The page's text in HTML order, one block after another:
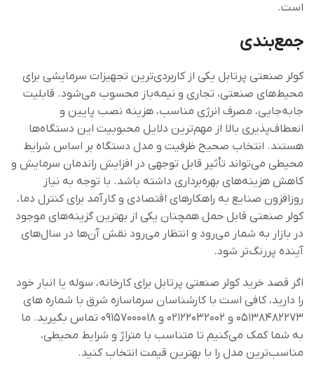
است.
جمع‌بندی
کولر صنعتی پرتابل یکی از کاربردی‌ترین تجهیزات سرمایشی برای
محیط‌های صنعتی، تجاری و نیمه‌باز محسوب می‌شود. قابلیت
جابه‌جایی، مصرف انرژی مناسب، هزینه نصب پایین و
انعطاف‌پذیری بالا از مهم‌ترین دلایل محبوبیت این دستگاه‌ها
هستند. انتخاب صحیح ظرفیت و مدل دستگاه بر اساس شرایط
محیطی می‌تواند تأثیر قابل توجهی در افزایش راندمان سرمایش و
کاهش هزینه‌های بهره‌برداری داشته باشد. با توجه به نیاز
روزافزون صنایع به راهکارهای اقتصادی و کارآمد برای کنترل دما،
کولر صنعتی قابل حمل همچنان یکی از بهترین گزینه‌های موجود
در بازار به شمار می‌رود و انتظار می‌رود نقش آن‌ها در سال‌های
آینده پررنگ‌تر شود.
اگر قصد خرید کولر صنعتی پرتابل برای کارخانه، سوله یا انبار خود
را دارید، کافی است با کارشناسان سرماسازه شرق با شماره های
۰۵۱۳۸۴۸۲۲۷۳ و ۰۲۱۲۲۰۳۲۰۰۲ و ۰۹۱۵۷۰۰۰۰۱۸ تماس بگیرید. ما
به شما کمک می‌کنیم تا متناسب با متراژ و شرایط محیطی،
مناسب‌ترین مدل را با بهترین قیمت انتخاب کنید.